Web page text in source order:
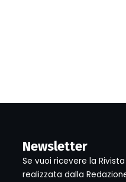
Newsletter
Se vuoi ricevere la
realizzata dalla